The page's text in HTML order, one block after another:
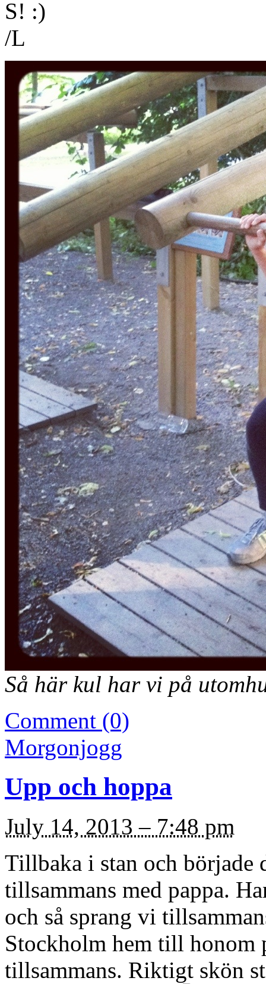
S!
/L
Så här kul har vi på
Comment (0)
Morgonjogg
Upp och hoppa
July 14, 2013 – 7:48 pm
Tillbaka i stan och började
tillsammans med pappa.
och så sprang vi
Stockholm hem till honom
tillsammans. Riktigt skön